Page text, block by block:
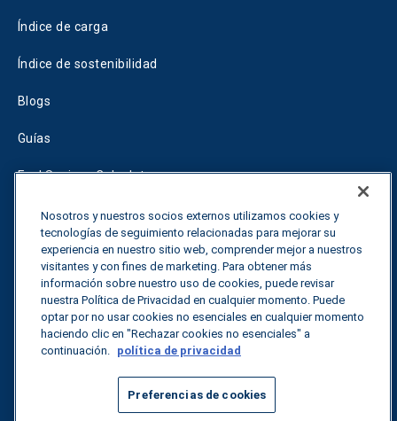
Índice de carga
Índice de sostenibilidad
Blogs
Guías
Fuel Savings Calculator
Calculadora de optimización del transporte
Tariff Tracker
Póngase en contacto con nosotros
Todos los derechos reservados. Política de privacidad
Nosotros y nuestros socios externos utilizamos cookies y
tecnologías de seguimiento relacionadas para mejorar su
experiencia en nuestro sitio web, comprender mejor a nuestros
visitantes y con fines de marketing. Para obtener más
información sobre nuestro uso de cookies, puede revisar
nuestra Política de Privacidad en cualquier momento. Puede
optar por no usar cookies no esenciales en cualquier momento
haciendo clic en "Rechazar cookies no esenciales" a
continuación. política de privacidad
Preferencias de cookies